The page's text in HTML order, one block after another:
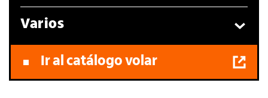
Varios
Ir al catálogo volar